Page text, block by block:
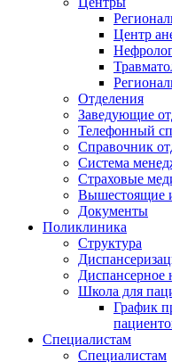
Центр
Отделения
Заведующие
Телефонный
Справочник
Система
Страховые
Вышестоящие
Документы
Поликлиника
Структура
Диспансерное
Школа для
График
Специалистам
Специалистам